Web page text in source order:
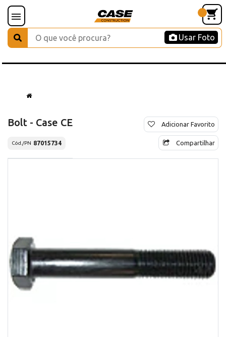
Usar Foto
Bolt - Case CE
Cód./PN 87015734
Adicionar Favorito
Compartilhar